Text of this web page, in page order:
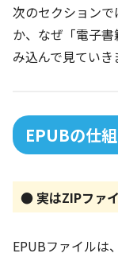
次のセクション
か、なぜ「電子
み込んで見ていき
EPUBの仕
● 実はZIPファ
EPUBファイルは